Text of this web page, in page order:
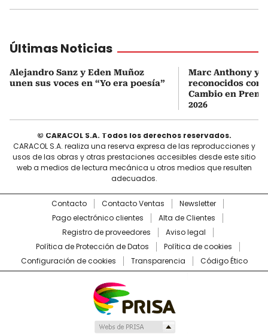
Últimas Noticias
Alejandro Sanz y Eden Muñoz
unen sus voces en “Yo era poesía”
Marc Anthony y
reconocidos
Cambio en
2026
© CARACOL S.A. Todos los derechos reservados.
CARACOL S.A. realiza una reserva expresa de las reproducciones y
usos de las obras y otras prestaciones accesibles desde este sitio
web a medios de lectura mecánica u otros medios que resulten
adecuados.
Contacto Contacto Ventas
Newsletter
Pago electrónico clientes
Alta de Clientes
Registro de proveedores
Aviso legal
Política de Protección de Datos
Política de cookies
Configuración de cookies
Transparencia Código Ético